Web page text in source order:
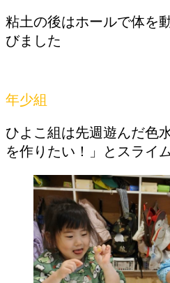
粘土の後はホールで体を
びました
年少組
ひよこ組は先週遊んだ色
を作りたい！」とスライ